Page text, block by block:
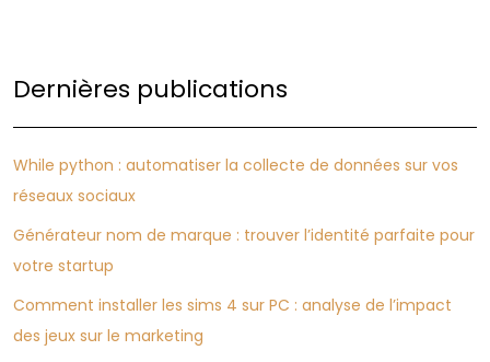
Dernières publications
While python : automatiser la collecte de données sur vos
réseaux sociaux
Générateur nom de marque : trouver l’identité parfaite pour
votre startup
Comment installer les sims 4 sur PC : analyse de l’impact
des jeux sur le marketing